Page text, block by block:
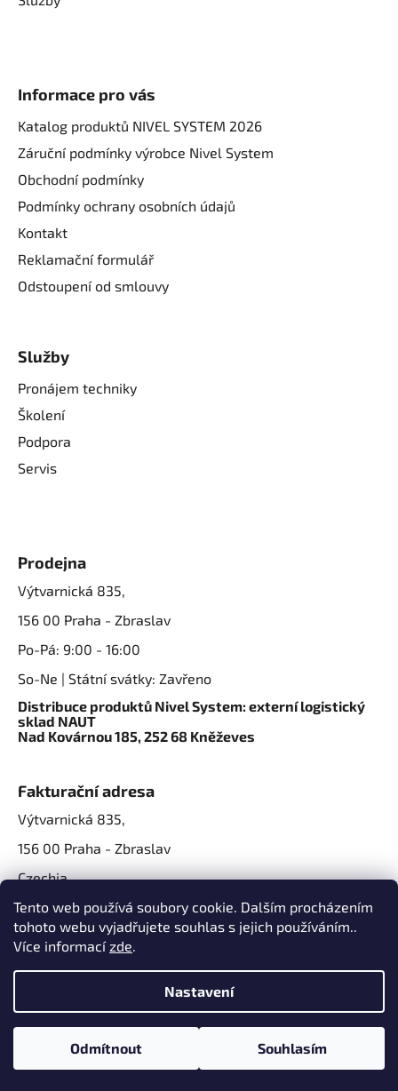
Nová adresa prodejny:
Výtvarnická 835, 156 00
Praha-Zbraslav
✕
Tento web používá soubory cookie. Dalším procházením
tohoto webu vyjadřujete souhlas s jejich používáním..
Více informacízde.
Nastavení
Odmítnout Souhlasím
Informace pro vás
Katalog produktů NIVEL SYSTEM 2026
Záruční podmínky výrobce Nivel System
Obchodní podmínky
Podmínky ochrany osobních údajů
Kontakt
Reklamační formulář
Odstoupení od smlouvy
Služby
Pronájem techniky
Školení
Podpora
Servis
Prodejna
Výtvarnická 835,
156 00 Praha - Zbraslav
Po-Pá: 9:00 - 16:00
So-Ne | Státní svátky: Zavřeno
Distribuce produktů Nivel System: externí logistický
sklad NAUT
Nad Kovárnou 185, 252 68 Kněževes
Fakturační adresa
Výtvarnická 835,
156 00 Praha - Zbraslav
Czechia
IČO: 07724861
IČ DPH: CZ07724861
Vytvořil Shoptet
Adatelier
Copyright 20263gonshop.cz. Všechna práva vyhrazena.